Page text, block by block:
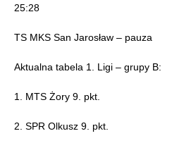
25:28
TS MKS San Jarosław – pauza
Aktualna tabela 1. Ligi – grupy B:
1. MTS Żory 9. pkt.
2. SPR Olkusz 9. pkt.